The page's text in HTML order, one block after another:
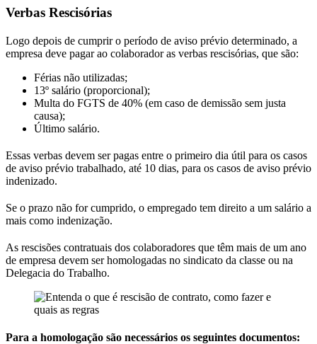
Verbas Rescisórias
Logo depois de cumprir o período de aviso prévio determinado, a
empresa deve pagar ao colaborador as verbas rescisórias, que são:
Férias não utilizadas;
13º salário (proporcional);
Multa do FGTS de 40% (em caso de demissão sem justa
causa);
Último salário.
Essas verbas devem ser pagas entre o primeiro dia útil para os casos
de aviso prévio trabalhado, até 10 dias, para os casos de aviso prévio
indenizado.
Se o prazo não for cumprido, o empregado tem direito a um salário a
mais como indenização.
As rescisões contratuais dos colaboradores que têm mais de um ano
de empresa devem ser homologadas no sindicato da classe ou na
Delegacia do Trabalho.
Para a homologação são necessários os seguintes documentos: